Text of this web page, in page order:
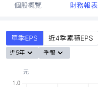
個股概覽 財務報表
單季EPS 近4季累積EPS
近5年 季報